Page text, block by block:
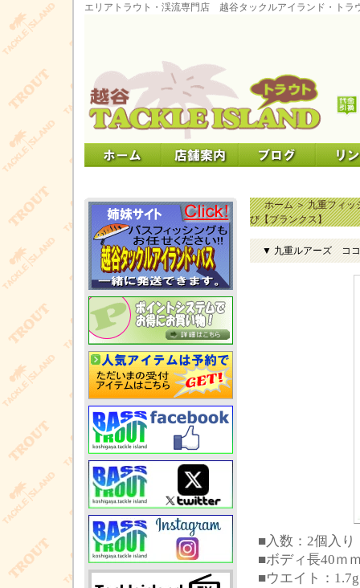
エリアトラウト・渓流専門店 越谷タックルアイランド・トラ
ホーム＞九重フィッ
び【ブランクス】
▼ 九重ルアーズ ココ
■入数：2個入り
■ボディ長40ｍ
■ウエイト：1.7g